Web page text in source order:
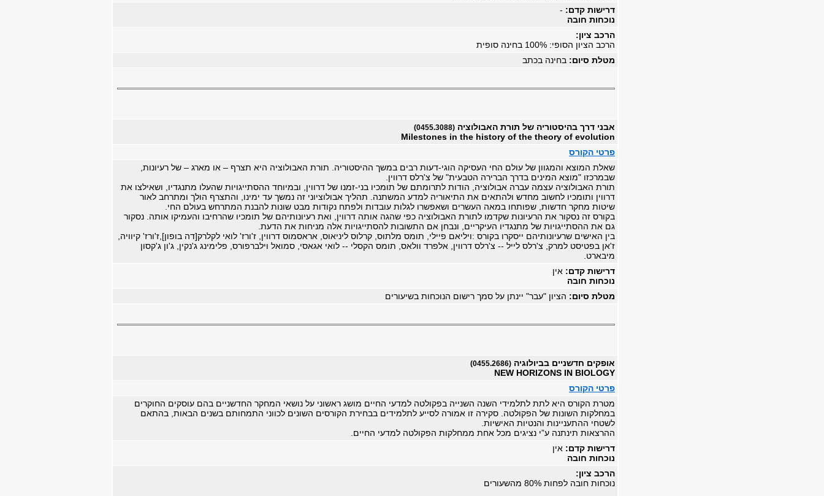
דרישות קדם: -
נוכחות חובה
הרכב ציון:
הרכב הציון הסופי: 100% בחינה סופית
מטלת סיום: בחינה בכתב
אבני דרך בהיסטוריה של תורת האבולוציה (0455.3088)
Milestones in the history of the theory of evolution
פרטי הקורס
שאלת המוצא והמגוון של עולם החי העסיקה הוגי-דעות רבים במשך ההיסטוריה. תורת האבולוציה היא תצרף – או מארג – של רעיונות,
שבמרכזו "מוצא המינים בדרך הברירה הטבעית" של צ'רלס דרווין.
תורת האבולוציה עצמה עברה אבולוציה, הודות לתרומתם של תומכיו בני-זמנו של דרווין, ובמיוחד ההסתייגויות שהעלו מתנגדיו, ושאילצו את
דרווין ותומכיו לחשוב מחדש ולהתאים את התיאוריה למדע המשתנה. תהליך אבולוציוני זה נמשך עד ימינו, והתצרף הולך ומתרחב לאור
שיטות מחקר חדשות, שפותחו במאה העשרים ושאפשרו לגלות עובדות ולפתח נקודות מבט שונות להבנת המתרחש בעולם החי.
בקורס זה נסקור את הרעיונות שקדמו לתורת האבולוציה כפי שהגה אותה דרווין, ואת רעיונותיהם של תומכיו שהרחיבו והעמיקו אותה. נסקור
גם את ההסתייגויות של מתנגדיו העיקריים, ונבחן אם התשובות להסתייגויות אלה מניחות את הדעת.
בין האישים שרעיונותיהם ייסקרו בקורס :ויליאם פיילי, תומס מלתוס, קרלוס ליניאוס, אראסמוס דרווין, ז'ורז' לואי לקלרק[דה בופון],ז'ורז' קיוויה,
ז'אן בפטיסט למרק, צ'רלס לייל -- צ'רלס דרווין, אלפרד וולאס, תומס הקסלי -- לואי אגאסי, סמואל וילברפורס, פלימינג ג'נקין, ג'ון ג'קסון
מיבארט.
דרישות קדם: אין
נוכחות חובה
מטלת סיום: הציון "עבר" יינתן על סמך רישום הנוכחות בשיעורים
אופקים חדשניים בביולוגיה (0455.2686)
NEW HORIZONS IN BIOLOGY
פרטי הקורס
מטרת הקורס היא לתת לתלמידי השנה השנייה בפקולטה למדעי החיים מושג ראשוני על נושאי המחקר החדשניים בהם עוסקים החוקרים
במחלקות השונות של הפקולטה. סקירה זו אמורה לסייע לתלמידים בבחירת הקורסים השונים לכווני התמחותם בשנים הבאות, בהתאם
לשטחי ההתעניינות והנטיות האישיות.
ההרצאות תינתנה ע”י נציגים מכל אחת ממחלקות הפקולטה למדעי החיים.
דרישות קדם: אין
נוכחות חובה
הרכב ציון:
נוכחות חובה לפחות 80% מהשעורים